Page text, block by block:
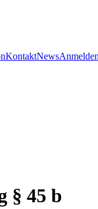
KontaktNews
§ 45 b